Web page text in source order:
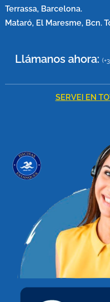
Terrassa, Barcelona.
Mataró, El Maresme, Bcn.
Llámanos ahora:
SERVEI EN